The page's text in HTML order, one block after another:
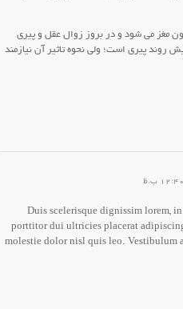
مغز می شود و در بروز زوال عقل و پیری
پیری است؛ ولی نحوه تاثیر آن نیازمند
Duis scelerisque dignissim lorem,
porttitor dui ultricies placerat
molestie dolor nisl quis leo. Vestibulum